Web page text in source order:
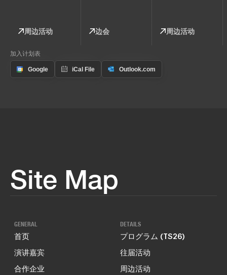
周边活动 边会 周边活动
加入计划表
Site Map
GENERAL
首页
演讲嘉宾
合作企业
DETAILS
プログラム (TS26)
往届活动
周边活动